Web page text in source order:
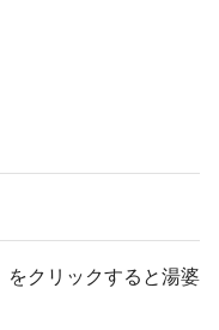
をクリックすると湯婆